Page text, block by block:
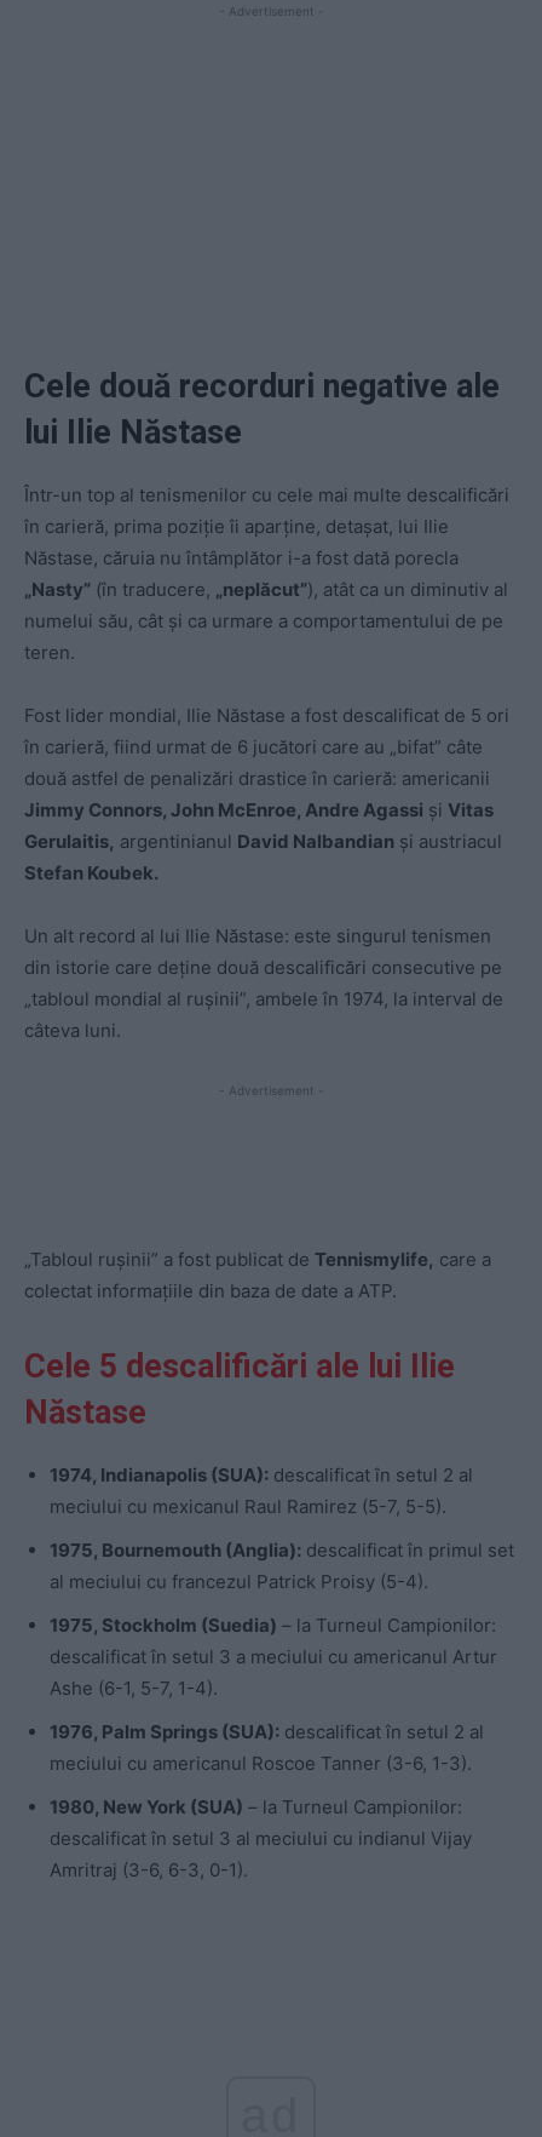
- Advertisement -
Cele două recorduri negative ale
lui Ilie Năstase
Într-un top al tenismenilor cu cele mai multe descalificări
în carieră, prima poziție îi aparține, detașat, lui Ilie
Năstase, căruia nu întâmplător i-a fost dată porecla
„Nasty” (în traducere, „neplăcut”), atât ca un diminutiv al
numelui său, cât și ca urmare a comportamentului de pe
teren.
Fost lider mondial, Ilie Năstase a fost descalificat de 5 ori
în carieră, fiind urmat de 6 jucători care au „bifat” câte
două astfel de penalizări drastice în carieră: americanii
Jimmy Connors, John McEnroe, Andre Agassi și Vitas
Gerulaitis, argentinianul David Nalbandian și austriacul
Stefan Koubek.
Un alt record al lui Ilie Năstase: este singurul tenismen
din istorie care deține două descalificări consecutive pe
„tabloul mondial al rușinii”, ambele în 1974, la interval de
câteva luni.
- Advertisement -
„Tabloul rușinii” a fost publicat de Tennismylife, care a
colectat informațiile din baza de date a ATP.
Cele 5 descalificări ale lui Ilie
Năstase
1974, Indianapolis (SUA): descalificat în setul 2 al
meciului cu mexicanul Raul Ramirez (5-7, 5-5).
1975, Bournemouth (Anglia): descalificat în primul set
al meciului cu francezul Patrick Proisy (5-4).
1975, Stockholm (Suedia) – la Turneul Campionilor:
descalificat în setul 3 a meciului cu americanul Artur
Ashe (6-1, 5-7, 1-4).
1976, Palm Springs (SUA): descalificat în setul 2 al
meciului cu americanul Roscoe Tanner (3-6, 1-3).
1980, New York (SUA) – la Turneul Campionilor:
descalificat în setul 3 al meciului cu indianul Vijay
Amritraj (3-6, 6-3, 0-1).